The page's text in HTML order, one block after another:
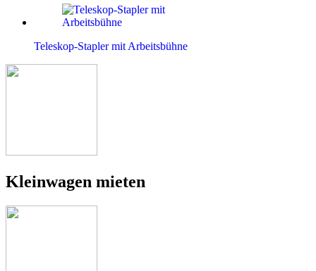
Teleskop-Stapler mit Arbeitsbühne
Kleinwagen mieten